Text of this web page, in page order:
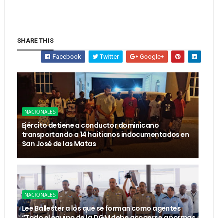
SHARE THIS
Facebook Twitter Google+
NACIONALES
Ejército detiene a conductor dominicano
transportando a 14 haitianos indocumentados en
San José de las Matas
NACIONALES
Lee Ballester a los que se forman como agentes